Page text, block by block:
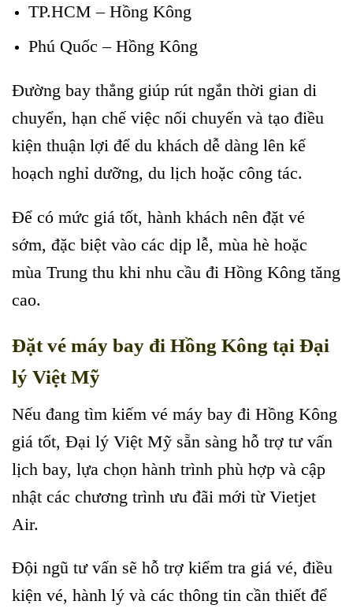
TP.HCM – Hồng Kông
Phú Quốc – Hồng Kông
Đường bay thẳng giúp rút ngắn thời gian di
chuyển, hạn chế việc nối chuyến và tạo điều
kiện thuận lợi để du khách dễ dàng lên kế
hoạch nghỉ dưỡng, du lịch hoặc công tác.
Để có mức giá tốt, hành khách nên đặt vé
sớm, đặc biệt vào các dịp lễ, mùa hè hoặc
mùa Trung thu khi nhu cầu đi Hồng Kông tăng
cao.
Đặt vé máy bay đi Hồng Kông tại Đại
lý Việt Mỹ
Nếu đang tìm kiếm vé máy bay đi Hồng Kông
giá tốt, Đại lý Việt Mỹ sẵn sàng hỗ trợ tư vấn
lịch bay, lựa chọn hành trình phù hợp và cập
nhật các chương trình ưu đãi mới từ Vietjet
Air.
Đội ngũ tư vấn sẽ hỗ trợ kiểm tra giá vé, điều
kiện vé, hành lý và các thông tin cần thiết để